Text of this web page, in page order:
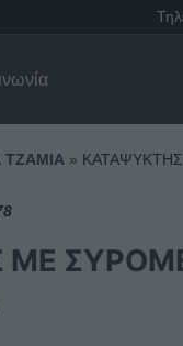
ΤΖΑΜΙΑ» ΚΑΤΑΨΥΚΤΗΣ